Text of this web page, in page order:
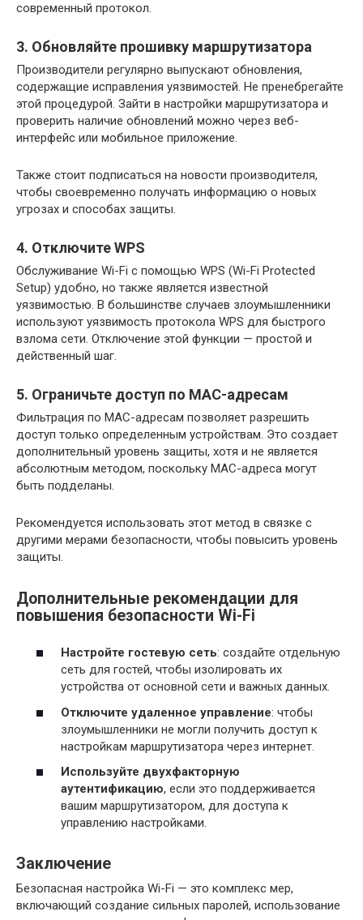
современный протокол.
3. Обновляйте прошивку маршрутизатора
Производители регулярно выпускают обновления,
содержащие исправления уязвимостей. Не пренебрегайте
этой процедурой. Зайти в настройки маршрутизатора и
проверить наличие обновлений можно через веб-
интерфейс или мобильное приложение.
Также стоит подписаться на новости производителя,
чтобы своевременно получать информацию о новых
угрозах и способах защиты.
4. Отключите WPS
Обслуживание Wi-Fi с помощью WPS (Wi-Fi Protected
Setup) удобно, но также является известной
уязвимостью. В большинстве случаев злоумышленники
используют уязвимость протокола WPS для быстрого
взлома сети. Отключение этой функции — простой и
действенный шаг.
5. Ограничьте доступ по MAC-адресам
Фильтрация по MAC-адресам позволяет разрешить
доступ только определенным устройствам. Это создает
дополнительный уровень защиты, хотя и не является
абсолютным методом, поскольку MAC-адреса могут
быть подделаны.
Рекомендуется использовать этот метод в связке с
другими мерами безопасности, чтобы повысить уровень
защиты.
Дополнительные рекомендации для
повышения безопасности Wi-Fi
Настройте гостевую сеть: создайте отдельную
сеть для гостей, чтобы изолировать их
устройства от основной сети и важных данных.
Отключите удаленное управление: чтобы
злоумышленники не могли получить доступ к
настройкам маршрутизатора через интернет.
Используйте двухфакторную
аутентификацию, если это поддерживается
вашим маршрутизатором, для доступа к
управлению настройками.
Заключение
Безопасная настройка Wi-Fi — это комплекс мер,
включающий создание сильных паролей, использование